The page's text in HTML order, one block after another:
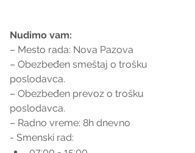
Nudimo vam:
– Mesto rada: Nova Pazova
– Obezbeđen smeštaj o trošku
poslodavca.
– Obezbeđen prevoz o trošku
poslodavca.
– Radno vreme: 8h dnevno
- Smenski rad: